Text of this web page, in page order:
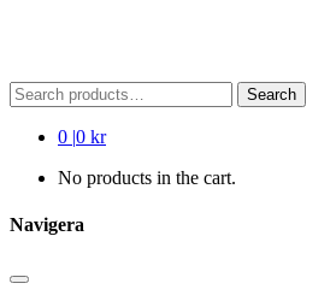
Search
for:
Search
0 |0 kr
No products in the cart.
Navigera